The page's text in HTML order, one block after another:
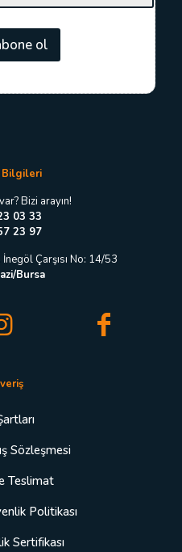
s
t
a
-
a
-
p
o
t
a
ol
Bilgileri
Bizi arayın!
03 33
23 97
Çarşısı No: 14/53
Bursa
Sözleşmesi
Teslimat
Politikası
Sertifikası